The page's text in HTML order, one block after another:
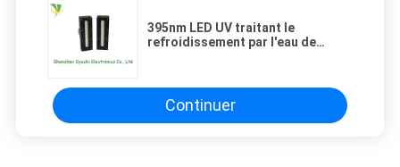
395nm LED UV traitant le
refroidissement par l'eau de
Handtop
Continuer